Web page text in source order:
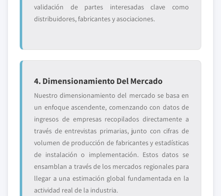
validación de partes interesadas clave como
distribuidores, fabricantes y asociaciones.
4. Dimensionamiento Del Mercado
Nuestro dimensionamiento del mercado se basa en
un enfoque ascendente, comenzando con datos de
ingresos de empresas recopilados directamente a
través de entrevistas primarias, junto con cifras de
volumen de producción de fabricantes y estadísticas
de instalación o implementación. Estos datos se
ensamblan a través de los mercados regionales para
llegar a una estimación global fundamentada en la
actividad real de la industria.